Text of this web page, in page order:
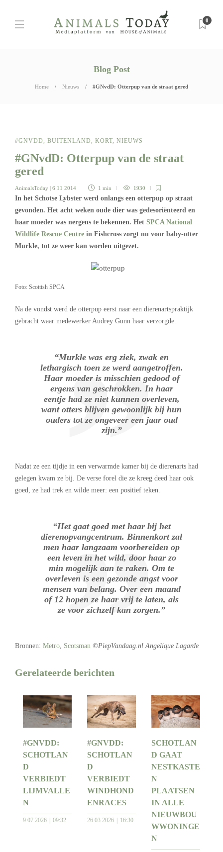
0
Blog Post
Home Nieuws #GNvdD: Otterpup van de straat gered
#GNVDD, BUITENLAND, KORT, NIEUWS
#GNvdD: Otterpup van de straat
gered
AnimalsToday | 6 11 2014 1 min 1930
In het Schotse Lybster werd onlangs een otterpup op straat
gevonden. Het acht weken oude dier was gedesoriënteerd en
haar moeder was nergens te bekennen. Het SPCA National
Wildlife Rescue Centre in Fishcross zorgt nu voor baby-otter
Murkle, tot ze weer kan worden uitgezet.
Foto: Scottish SPCA
Na de vondst werd de otterpup eerst naar een dierenartspraktijk
gebracht waar medewerker Audrey Gunn haar verzorgde.
“Murkle was erg ziek, zwak en
lethargisch toen ze werd aangetroffen.
Haar moeder is misschien gedood of
ergens van geschrokken. In haar
eentje had ze niet kunnen overleven,
want otters blijven gewoonlijk bij hun
ouders tot ze ongeveer een jaar oud
zijn.”
Nadat ze een tijdje in een verwarmde kamer bij de dierenarts had
gelegen kwam ze bij. De verse forel die ze kreeg deed haar ook
goed, ze had trek en wilde meer: een positief teken.
“Het gaat goed met haar bij het
dierenopvangcentrum. Binnenkort zal
men haar langzaam voorbereiden op
een leven in het wild, door haar zo
min mogelijk aan te raken. Om te
overleven is een gezonde angst voor
mensen van belang. Over een maand
of 12 hopen ze haar vrij te laten, als
ze voor zichzelf kan zorgen.”
Bronnen: Metro Scotsman ©PiepVandaag.nl Angelique Lagarde
Gerelateerde berichten
#GNVDD:
SCHOTLAN
D
VERBIEDT
LIJMVALLE
N
9 07 2026 09:32
#GNVDD:
SCHOTLAN
D
VERBIEDT
WINDHOND
ENRACES
26 03 2026 16:30
SCHOTLAN
D GAAT
NESTKASTE
N
PLAATSEN
IN ALLE
NIEUWBOU
WWONINGE
N